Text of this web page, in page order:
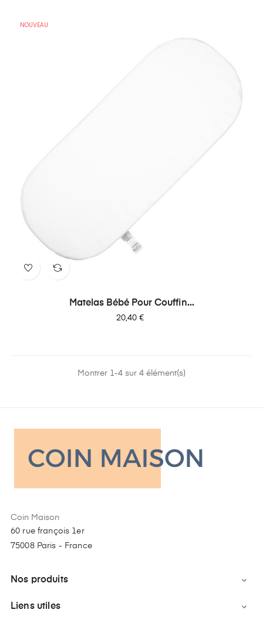
NOUVEAU
Matelas Bébé Pour Couffin...
Prix
20,40 €
Montrer 1-4 sur 4 élément(s)
Coin Maison
60 rue françois 1er
75008 Paris - France
Nos produits 
Liens utiles 